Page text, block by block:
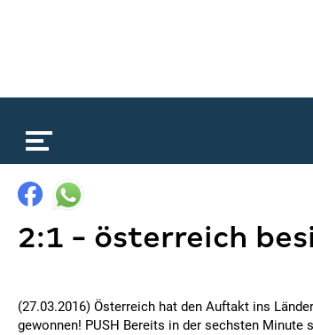
2:1 - österreich
(27.03.2016) Österreich hat den Auftakt ins
gewonnen! PUSH Bereits in der sechsten